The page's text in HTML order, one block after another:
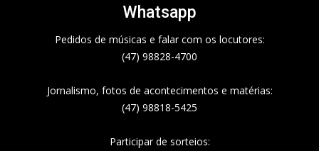
Whatsapp
Pedidos de músicas e falar com os locutores:
(47) 98828-4700
Jornalismo, fotos de acontecimentos e matérias:
(47) 98818-5425
Participar de sorteios: